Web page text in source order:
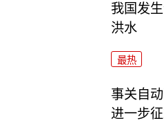
我国发
洪水
最热
事关自
进一步